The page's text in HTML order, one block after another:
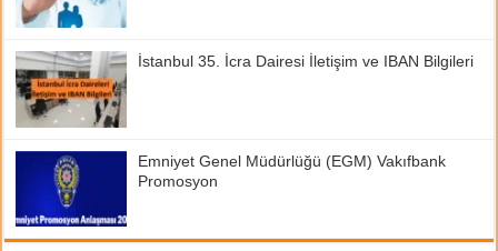
İstanbul 35. İcra Dairesi İletişim ve IBAN Bilgileri
Emniyet Genel Müdürlüğü (EGM) Vakıfbank
Promosyon